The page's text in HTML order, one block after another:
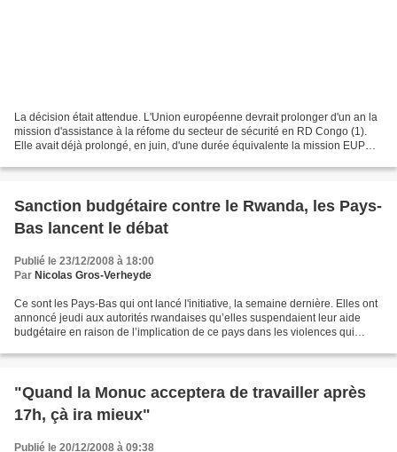
La décision était attendue. L'Union européenne devrait prolonger d'un an la
mission d'assistance à la réfome du secteur de sécurité en RD Congo (1).
Elle avait déjà prolongé, en juin, d'une durée équivalente la mission EUPOL,
Sanction budgétaire contre le Rwanda, les Pays-
Bas lancent le débat
Publié le 23/12/2008 à 18:00
Par Nicolas Gros-Verheyde
Ce sont les Pays-Bas qui ont lancé l'initiative, la semaine dernière. Elles ont
annoncé jeudi aux autorités rwandaises qu’elles suspendaient leur aide
budgétaire en raison de l’implication de ce pays dans les violences qui
"Quand la Monuc acceptera de travailler après
17h, çà ira mieux"
Publié le 20/12/2008 à 09:38